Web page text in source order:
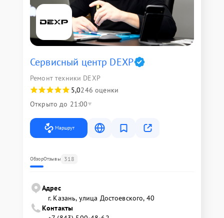
Сервисный центр DEXP
Ремонт техники DEXP
5,0246 оценки
Открыто до 21:00
Маршрут
ОбзорОтзывы 318
Адрес
г. Казань, улица Достоевского, 40
Контакты